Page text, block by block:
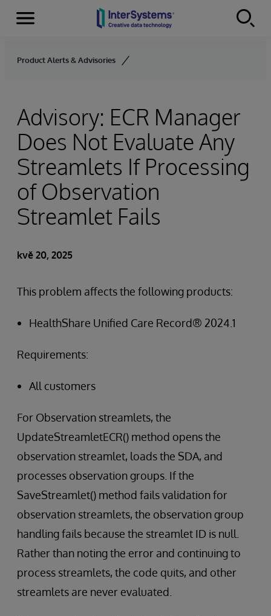
Skip to content
Menu
Product Alerts & Advisories
Advisory: ECR Manager
Does Not Evaluate Any
Streamlets If Processing
of Observation
Streamlet Fails
kvě 20, 2025
This problem affects the following products:
HealthShare Unified Care Record® 2024.1
Requirements:
All customers
For Observation streamlets, the
UpdateStreamletECR() method opens the
observation streamlet, loads the SDA, and
processes observation groups. If the
SaveStreamlet() method fails validation for
observation streamlets, the observation group
handling fails because the streamlet ID is null.
Rather than noting the error and continuing to
process streamlets, the code quits, and other
streamlets are never evaluated.